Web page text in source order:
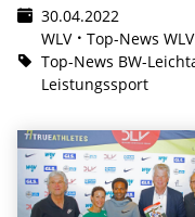
30.04.2022
WLV
Top-News WLV
Top-News BW-
Leistungssport